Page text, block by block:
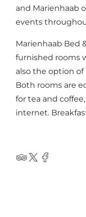
and Marienhaab
events
Marienhaab Bed
furnished rooms
also the option
Both rooms are
for tea and
internet.
Tripadvisor
TwitterFacebook